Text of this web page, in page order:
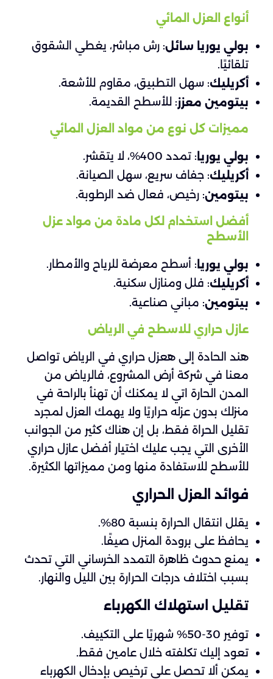
أنواع العزل المائي
بولي يوريا سائل: رش مباشر، يغطي الشقوق
تلقائيًا.
أكريليك: سهل التطبيق، مقاوم للأشعة.
بيتومين معزز: للأسطح القديمة.
مميزات كل نوع من مواد العزل المائي
بولي يوريا : تمدد 400%، لا يتقشر.
أكريليك: جفاف سريع، سهل الصيانة.
بيتومين: رخيص، فعال ضد الرطوبة.
أفضل استخدام لكل مادة من مواد عزل
الأسطح
بولي يوريا : أسطح معرضة للرياح والأمطار.
أكريليك: فلل ومنازل سكنية.
بيتومين: مباني صناعية.
عازل حراري للاسطح في الرياض
هند الحادة إلى هعزل حراري في الرياض تواصل
معنا في شركة أرض المشروع، فالرياض من
المدن الحارة اتي لا يمكنك أن تهنأ بالراحة في
منزلك بدون عزله حراريًا ولا يهمك العزل لمجرد
تقليل الحراة فقط، بل إن هناك كثير من الجوانب
الأخرى التي يجب عليك اختيار أفضل عازل حراري
للأسطح للاستفادة منها ومن مميزاتها الكثيرة.
فوائد العزل الحراري
يقلل انتقال الحرارة بنسبة 80%.
يحافظ على برودة المنزل صيفًا.
يمنع حدوث ظاهرة التمدد الخرساني التي تحدث
بسبب اختلاف درجات الحرارة بين الليل والنهار.
تقليل استهلاك الكهرباء
توفير 30-50% شهريًا على التكييف.
تعود إليك تكلفته خلال عامين فقط.
يمكن ألا تحصل على ترخيص بإدخال الكهرباء